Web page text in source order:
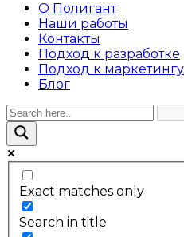
О Полигант
Наши работы
Контакты
Подход к разработке
Подход к маркетингу
Блог
Exact matches only
Search in title